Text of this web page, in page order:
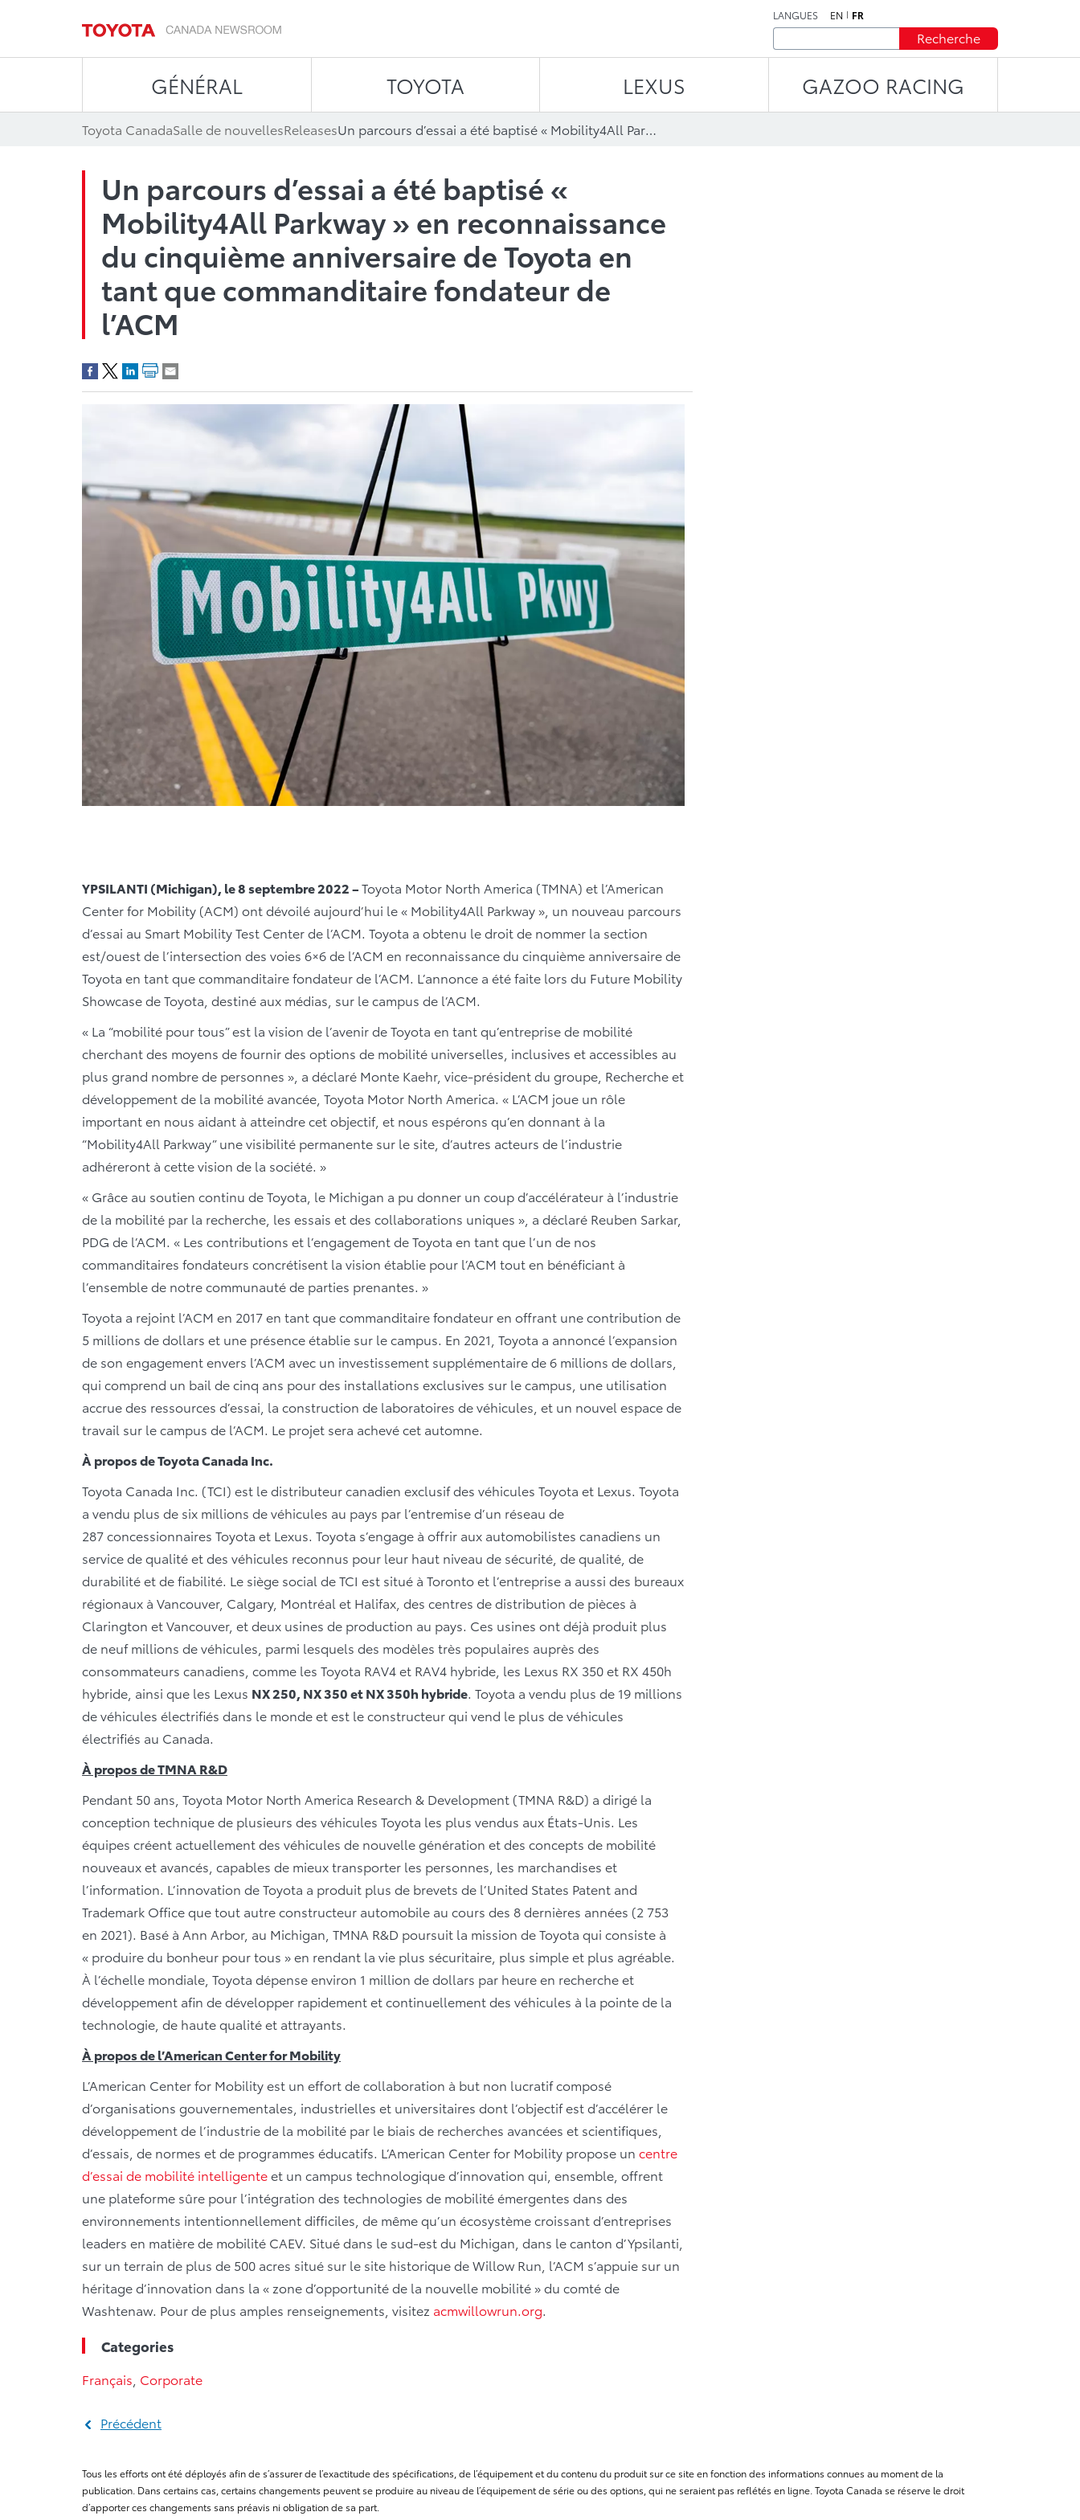
LANGUES EN FR
Recherche
GÉNÉRAL TOYOTA LEXUS GAZOO RACING
Toyota CanadaSalle de nouvellesReleases Un parcours d’essai a été baptisé « Mobility4All Parkway » en reconnaissance du cinquième anniversaire de Toyota en tant que commanditaire fondateur de l’ACM
Un parcours d’essai a été baptisé «
Mobility4All Parkway » en reconnaissance
du cinquième anniversaire de Toyota en
tant que commanditaire fondateur de
l’ACM
YPSILANTI (Michigan), le 8 septembre 2022 –Toyota Motor North America (TMNA) et l’American
Center for Mobility (ACM) ont dévoilé aujourd’hui le « Mobility4All Parkway », un nouveau parcours
d’essai au Smart Mobility Test Center de l’ACM. Toyota a obtenu le droit de nommer la section
est/ouest de l’intersection des voies 6×6 de l’ACM en reconnaissance du cinquième anniversaire de
Toyota en tant que commanditaire fondateur de l’ACM. L’annonce a été faite lors du Future Mobility
Showcase de Toyota, destiné aux médias, sur le campus de l’ACM.
« La “mobilité pour tous” est la vision de l’avenir de Toyota en tant qu’entreprise de mobilité
cherchant des moyens de fournir des options de mobilité universelles, inclusives et accessibles au
plus grand nombre de personnes », a déclaré Monte Kaehr, vice-président du groupe, Recherche et
développement de la mobilité avancée, Toyota Motor North America. « L’ACM joue un rôle
important en nous aidant à atteindre cet objectif, et nous espérons qu’en donnant à la
“Mobility4All Parkway” une visibilité permanente sur le site, d’autres acteurs de l’industrie
adhéreront à cette vision de la société. »
« Grâce au soutien continu de Toyota, le Michigan a pu donner un coup d’accélérateur à l’industrie
de la mobilité par la recherche, les essais et des collaborations uniques », a déclaré Reuben Sarkar,
PDG de l’ACM. « Les contributions et l’engagement de Toyota en tant que l’un de nos
commanditaires fondateurs concrétisent la vision établie pour l’ACM tout en bénéficiant à
l’ensemble de notre communauté de parties prenantes. »
Toyota a rejoint l’ACM en 2017 en tant que commanditaire fondateur en offrant une contribution de
5 millions de dollars et une présence établie sur le campus. En 2021, Toyota a annoncé l’expansion
de son engagement envers l’ACM avec un investissement supplémentaire de 6 millions de dollars,
qui comprend un bail de cinq ans pour des installations exclusives sur le campus, une utilisation
accrue des ressources d’essai, la construction de laboratoires de véhicules, et un nouvel espace de
travail sur le campus de l’ACM. Le projet sera achevé cet automne.
À propos de Toyota Canada Inc.
Toyota Canada Inc. (TCI) est le distributeur canadien exclusif des véhicules Toyota et Lexus. Toyota
a vendu plus de six millions de véhicules au pays par l’entremise d’un réseau de
287 concessionnaires Toyota et Lexus. Toyota s’engage à offrir aux automobilistes canadiens un
service de qualité et des véhicules reconnus pour leur haut niveau de sécurité, de qualité, de
durabilité et de fiabilité. Le siège social de TCI est situé à Toronto et l’entreprise a aussi des bureaux
régionaux à Vancouver, Calgary, Montréal et Halifax, des centres de distribution de pièces à
Clarington et Vancouver, et deux usines de production au pays. Ces usines ont déjà produit plus
de neuf millions de véhicules, parmi lesquels des modèles très populaires auprès des
consommateurs canadiens, comme les Toyota RAV4 et RAV4 hybride, les Lexus RX 350 et RX 450h
hybride, ainsi que les Lexus NX 250, NX 350 et NX 350h hybride. Toyota a vendu plus de 19 millions
de véhicules électrifiés dans le monde et est le constructeur qui vend le plus de véhicules
électrifiés au Canada.
À propos de TMNA R&D
Pendant 50 ans, Toyota Motor North America Research & Development (TMNA R&D) a dirigé la
conception technique de plusieurs des véhicules Toyota les plus vendus aux États-Unis. Les
équipes créent actuellement des véhicules de nouvelle génération et des concepts de mobilité
nouveaux et avancés, capables de mieux transporter les personnes, les marchandises et
l’information. L’innovation de Toyota a produit plus de brevets de l’United States Patent and
Trademark Office que tout autre constructeur automobile au cours des 8 dernières années (2 753
en 2021). Basé à Ann Arbor, au Michigan, TMNA R&D poursuit la mission de Toyota qui consiste à
« produire du bonheur pour tous » en rendant la vie plus sécuritaire, plus simple et plus agréable.
À l’échelle mondiale, Toyota dépense environ 1 million de dollars par heure en recherche et
développement afin de développer rapidement et continuellement des véhicules à la pointe de la
technologie, de haute qualité et attrayants.
À propos de l’American Center for Mobility
L’American Center for Mobility est un effort de collaboration à but non lucratif composé
d’organisations gouvernementales, industrielles et universitaires dont l’objectif est d’accélérer le
développement de l’industrie de la mobilité par le biais de recherches avancées et scientifiques,
d’essais, de normes et de programmes éducatifs. L’American Center for Mobility propose un centre
d’essai de mobilité intelligenteet un campus technologique d’innovation qui, ensemble, offrent
une plateforme sûre pour l’intégration des technologies de mobilité émergentes dans des
environnements intentionnellement difficiles, de même qu’un écosystème croissant d’entreprises
leaders en matière de mobilité CAEV. Situé dans le sud-est du Michigan, dans le canton d’Ypsilanti,
sur un terrain de plus de 500 acres situé sur le site historique de Willow Run, l’ACM s’appuie sur un
héritage d’innovation dans la « zone d’opportunité de la nouvelle mobilité » du comté de
Washtenaw. Pour de plus amples renseignements, visitez acmwillowrun.org.
Categories
Français Corporate
Précédent
Tous les efforts ont été déployés afin de s’assurer de l’exactitude des spécifications, de l’équipement et du contenu du produit sur ce site en fonction des informations connues au moment de la
publication. Dans certains cas, certains changements peuvent se produire au niveau de l’équipement de série ou des options, qui ne seraient pas reflétés en ligne. Toyota Canada se réserve le droit
d’apporter ces changements sans préavis ni obligation de sa part.